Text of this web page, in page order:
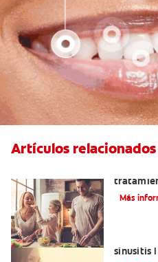
Artículos relacionados
Más
sinusitis